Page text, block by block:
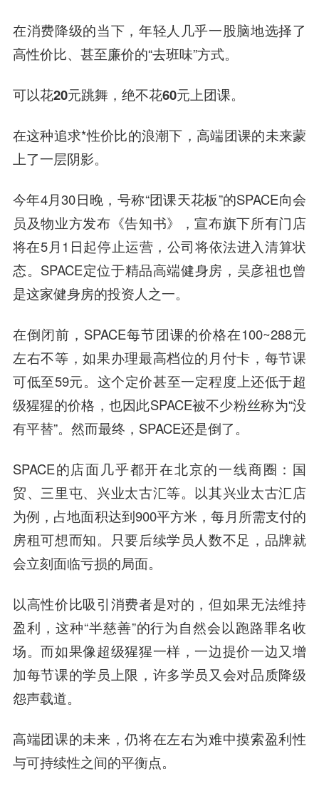
在消费降级的当下，年轻人几乎一股脑地选择了
高性价比、甚至廉价的“去班味”方式。
可以花20元跳舞，绝不花60元上团课。
在这种追求*性价比的浪潮下，高端团课的未来蒙
上了一层阴影。
今年4月30日晚，号称“团课天花板”的SPACE向会
员及物业方发布《告知书》，宣布旗下所有门店
将在5月1日起停止运营，公司将依法进入清算状
态。SPACE定位于精品高端健身房，吴彦祖也曾
是这家健身房的投资人之一。
在倒闭前，SPACE每节团课的价格在100~288元
左右不等，如果办理最高档位的月付卡，每节课
可低至59元。这个定价甚至一定程度上还低于超
级猩猩的价格，也因此SPACE被不少粉丝称为“没
有平替”。然而最终，SPACE还是倒了。
SPACE的店面几乎都开在北京的一线商圈：国
贸、三里屯、兴业太古汇等。以其兴业太古汇店
为例，占地面积达到900平方米，每月所需支付的
房租可想而知。只要后续学员人数不足，品牌就
会立刻面临亏损的局面。
以高性价比吸引消费者是对的，但如果无法维持
盈利，这种“半慈善”的行为自然会以跑路罪名收
场。而如果像超级猩猩一样，一边提价一边又增
加每节课的学员上限，许多学员又会对品质降级
怨声载道。
高端团课的未来，仍将在左右为难中摸索盈利性
与可持续性之间的平衡点。